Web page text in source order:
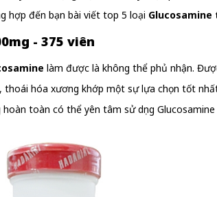
hợp đến bạn bài viết top 5 loại
- 375 viên
làm được là không thể phủ nhận.
hóa xương khớp một sự lựa chọn tốt
toàn có thể yên tâm sử dụng Glucosamine